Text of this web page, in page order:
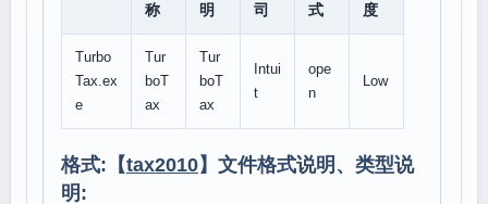
称
明
司
式
度
Turbo
Tax.ex
e
Tur
boT
ax
Tur
boT
ax
Intui
t
ope
n
Low
格式:【tax2010】文件格式说明、类型说
明: